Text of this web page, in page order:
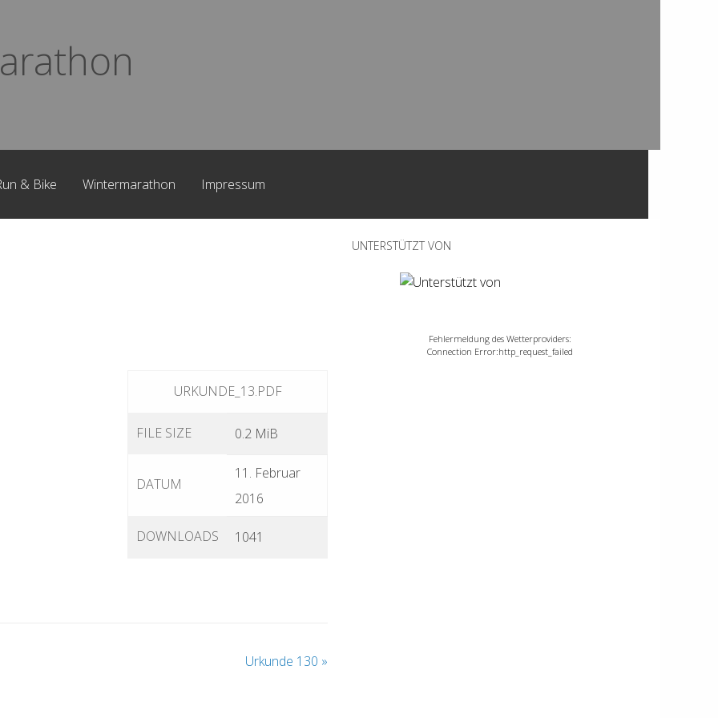
& Bike Wintermarathon Impressum
URKUNDE_13.PDF
FILE SIZE 0.2 MiB
DATUM
11. Februar
2016
DOWNLOADS 1041
Urkunde 130 »
UNTERSTÜTZT VON
Fehlermeldung des Wetterproviders:
Connection Error:http_request_failed